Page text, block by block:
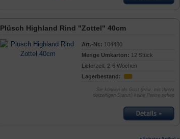
Plüsch Highland Rind "Zottel" 40cm
Art.-Nr.: 104480
Menge Umkarton: 12 Stück
Lieferzeit: 2-6 Wochen
Lagerbestand:
Sie können als Gast (bzw. mit Ihrem
derzeitigen Status) keine Preise sehen